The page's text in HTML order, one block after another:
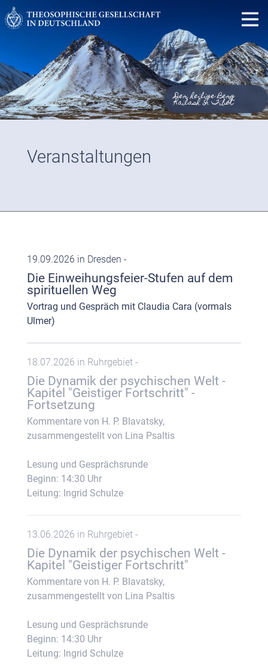
Der heilige Berg
Kailash in Tibet
Veranstaltungen
19.09.2026 in Dresden -
Die Einweihungsfeier-Stufen auf dem
spirituellen Weg
Vortrag und Gespräch mit Claudia Cara (vormals
Ulmer)
18.07.2026 in Ruhrgebiet -
Die Dynamik der psychischen Welt -
Kapitel "Geistiger Fortschritt" -
Fortsetzung
Kommentare von H. P. Blavatsky,
zusammengestellt von Lina Psaltis
Lesung und Gesprächsrunde
Beginn: 14:30 Uhr
Leitung: Ingrid Schulze
13.06.2026 in Ruhrgebiet -
Die Dynamik der psychischen Welt -
Kapitel "Geistiger Fortschritt"
Kommentare von H. P. Blavatsky,
zusammengestellt von Lina Psaltis
Lesung und Gesprächsrunde
Beginn: 14:30 Uhr
Leitung: Ingrid Schulze